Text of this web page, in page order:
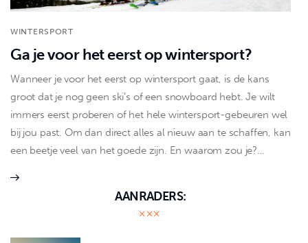
WINTERSPORT
Ga je voor het eerst op wintersport?
Wanneer je voor het eerst op wintersport gaat, is de kans
groot dat je nog geen ski’s of een snowboard hebt. Je wilt
immers eerst proberen of het hele wintersport-gebeuren wel
bij jou past. Om dan direct alles al nieuw aan te schaffen, kan
een beetje veel van het goede zijn. En waarom zou je?…
AANRADERS: